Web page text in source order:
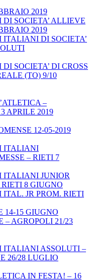
2019
SOCIETA’ ALLIEVE
2019
ITALIANI DI SOCIETA’
SOCIETA’ DI CROSS
(TO) 9/10
–
APRILE 2019
12-05-2019
ITALIANI
– RIETI 7
ITALIANI JUNIOR
RIETI 8 GIUGNO
ITAL. JR PROM. RIETI
14-15 GIUGNO
– AGROPOLI 21/23
ITALIANI ASSOLUTI –
26/28 LUGLIO
IN FESTA! – 16